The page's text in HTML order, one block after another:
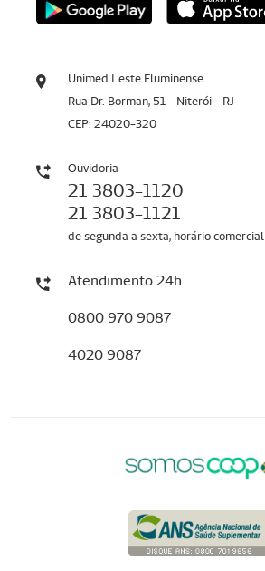
Unimed Leste Fluminense
Rua Dr. Borman, 51 - Niterói - RJ
CEP: 24020-320
Ouvidoria
21 3803-1120
21 3803-1121
de segunda a sexta, horário comercial
Atendimento 24h
0800 970 9087
4020 9087